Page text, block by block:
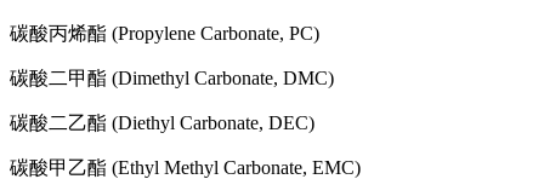
碳酸丙烯酯 (Propylene Carbonate, PC)
碳酸二甲酯 (Dimethyl Carbonate, DMC)
碳酸二乙酯 (Diethyl Carbonate, DEC)
碳酸甲乙酯 (Ethyl Methyl Carbonate, EMC)